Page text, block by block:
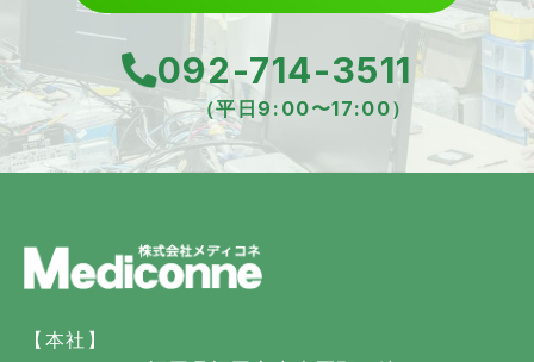
092-714-3511
（平日9:00〜17:00）
【本社】